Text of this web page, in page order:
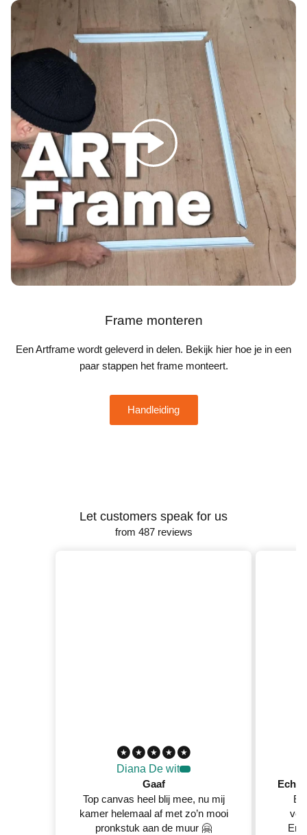
Spelen
Frame monteren
Een Artframe wordt geleverd in delen. Bekijk hier hoe je in een
paar stappen het frame monteert.
Handleiding
Let customers speak for us
from 487 reviews
Diana De wit
Gaaf
Top canvas heel blij mee, nu mij
kamer helemaal af met zo’n mooi
pronkstuk aan de muur 🤗
En